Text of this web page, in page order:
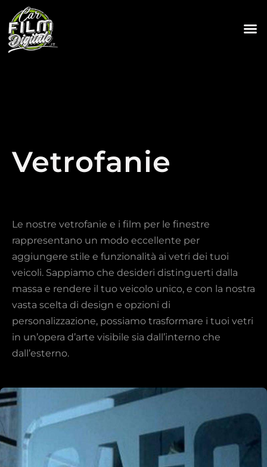
Vetrofanie
Le nostre vetrofanie e i film per le finestre
rappresentano un modo eccellente per
aggiungere stile e funzionalità ai vetri dei tuoi
veicoli. Sappiamo che desideri distinguerti dalla
massa e rendere il tuo veicolo unico, e con la nostra
vasta scelta di design e opzioni di
personalizzazione, possiamo trasformare i tuoi vetri
in un’opera d’arte visibile sia dall’interno che
dall’esterno.